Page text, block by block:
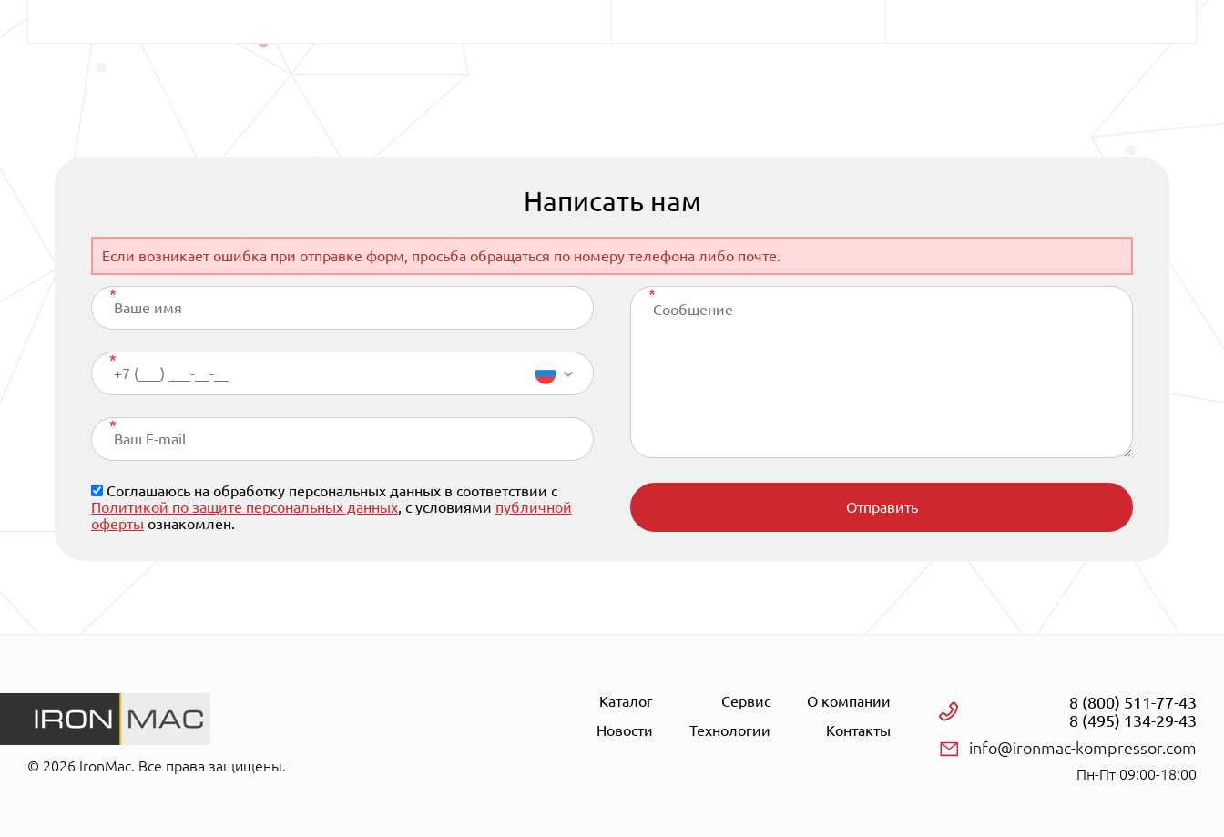
Написать нам
Если возникает ошибка при отправке форм, просьба обращаться по номеру телефона либо почте.
Соглашаюсь на обработку персональных данных в соответствии с
Политикой по защите персональных данных, с условиями публичной
оферты ознакомлен.
Отправить
© 2026 IronMac. Все права защищены.
Каталог
Новости
Сервис
Технологии
О компании
Контакты
8 (800) 511-77-43
8 (495) 134-29-43
info@ironmac-kompressor.com
Пн-Пт 09:00-18:00